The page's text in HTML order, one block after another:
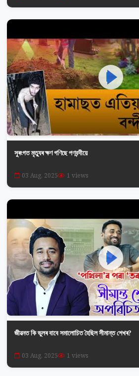
সুৰংগত মৃত্যুৰ ক্ষণ গণিছে পণবন্দীয়ে
03 Aug, 2025 1 views
জীৱনত কি ভুলৰ বাবে সমালোচিত হৈছিল সীমান্ত শেখৰ?
03 Aug, 2025 1 views